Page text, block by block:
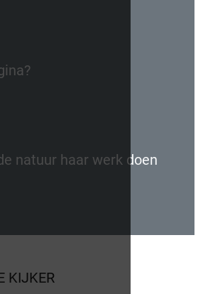
natuur haar werk doen
KIJKER